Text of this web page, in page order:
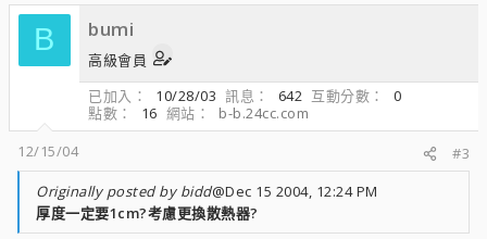
總覺得原廠約2500~3000轉的風扇不夠力 :凸:
因為我也找過很多網站都找不到理想的 :QQQ:
所以想請大家幫忙介紹一下
轉速跟風壓強一點..........噪音值在28db以內都可接受 :MMM:
然後...........在光華能買的到最重要 ;rr;
B bumi
高級會員
已加入
10/28/03 訊息 642 互動分數
0
點數
16 網站
b-b.24cc.com
12/15/04
#3
Originally posted by bidd@Dec 15 2004, 12:24 PM
厚度一定要1cm?考慮更換散熱器?